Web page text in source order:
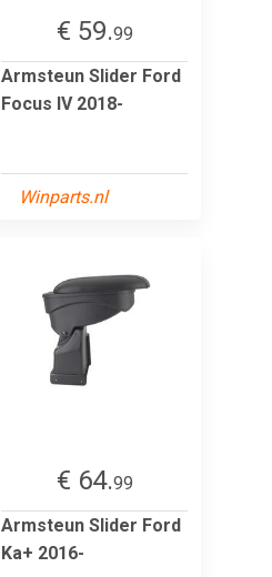
€ 59.99
Armsteun Slider Ford
Focus IV 2018-
Winparts.nl
€ 64.99
Armsteun Slider Ford
Ka+ 2016-